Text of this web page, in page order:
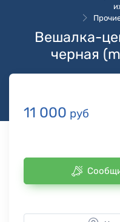
Вешалка-
черная
11 000 руб